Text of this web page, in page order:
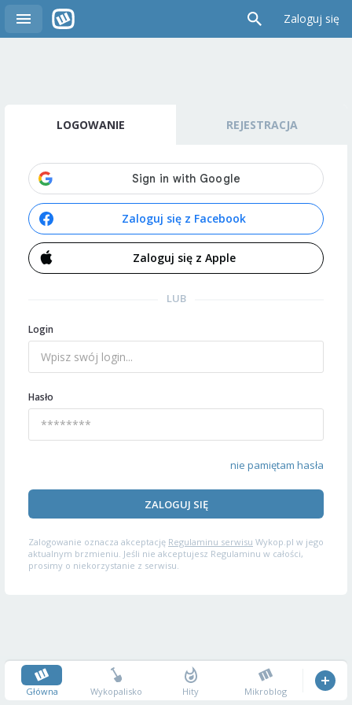
Zaloguj się
LOGOWANIE REJESTRACJA
Zaloguj się z Facebook
Zaloguj się z Apple
LUB
Login
Hasło
nie pamiętam hasła
ZALOGUJ SIĘ
Zalogowanie oznacza akceptację Regulaminu serwisu Wykop.pl w jego
aktualnym brzmieniu. Jeśli nie akceptujesz Regulaminu w całości,
prosimy o niekorzystanie z serwisu.
Główna Wykopalisko Hity Mikroblog